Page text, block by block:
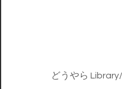
どうやら